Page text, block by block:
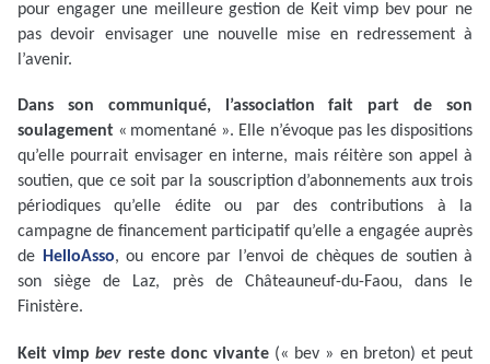
pour engager une meilleure gestion de Keit vimp bev pour ne
pas devoir envisager une nouvelle mise en redressement à
l’avenir.
Dans son communiqué, l’association fait part de son
soulagement « momentané ». Elle n’évoque pas les dispositions
qu’elle pourrait envisager en interne, mais réitère son appel à
soutien, que ce soit par la souscription d’abonnements aux trois
périodiques qu’elle édite ou par des contributions à la
campagne de financement participatif qu’elle a engagée auprès
de
HelloAsso, ou encore par l’envoi de chèques de soutien à
son siège de Laz, près de Châteauneuf-du-Faou, dans le
Finistère.
Keit vimpbev reste donc vivante(« bev » en breton) et peut